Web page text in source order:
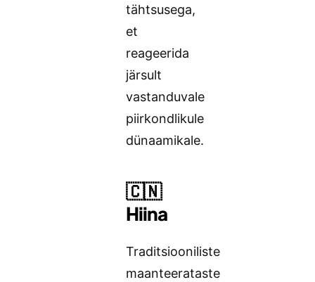
tähtsusega,
et
reageerida
järsult
vastanduvale
piirkondlikule
dünaamikale.
🇨🇳
Hiina
Traditsiooniliste
maanteerataste